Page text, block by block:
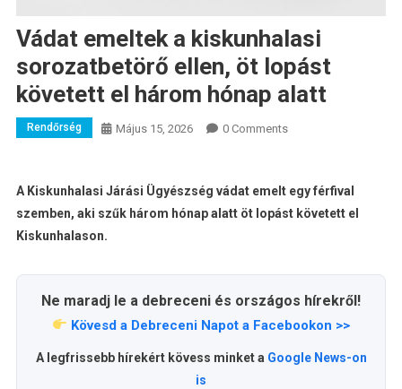
Vádat emeltek a kiskunhalasi
sorozatbetörő ellen, öt lopást
követett el három hónap alatt
Rendőrség Május 15, 2026 0 Comments
A Kiskunhalasi Járási Ügyészség vádat emelt egy férfival
szemben, aki szűk három hónap alatt öt lopást követett el
Kiskunhalason.
Ne maradj le a debreceni és országos hírekről!
Kövesd a Debreceni Napot a Facebookon >>
A legfrissebb hírekért kövess minket a Google News-on
is